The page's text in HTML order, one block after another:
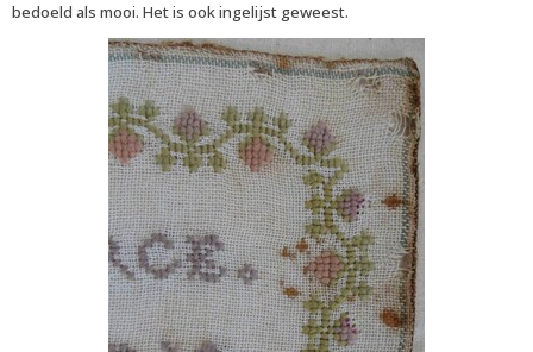
bedoeld als mooi. Het is ook ingelijst geweest.